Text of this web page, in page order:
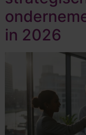
in 2026